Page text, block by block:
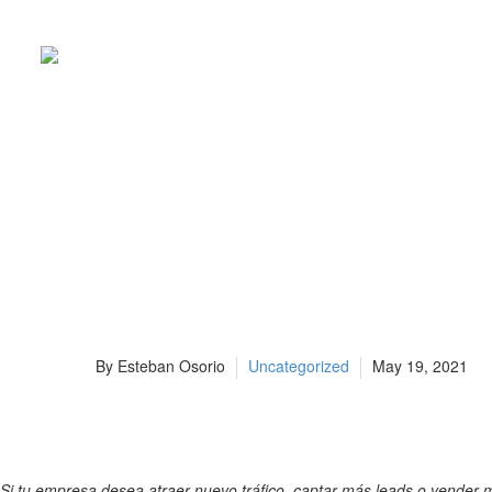
APRENDE A
By Esteban Osorio Uncategorized May 19, 2021